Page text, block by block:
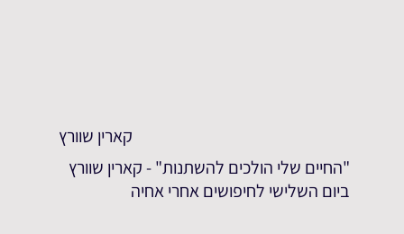
קארין שוורץ
"החיים שלי הולכים להשתנות" - קארין שוורץ
ביום השלישי לחיפושים אחרי אחיה